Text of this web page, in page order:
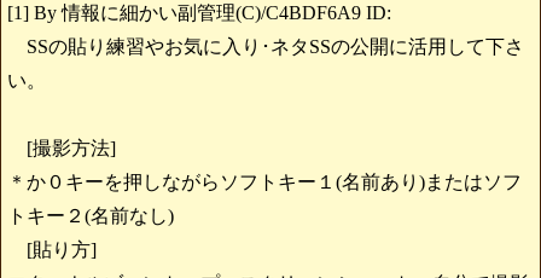
[1] By 情報に細かい副管理(C)/C4BDF6A9 ID:
SSの貼り練習やお気に入り･ネタSSの公開に活用して下さ
い。
[撮影方法]
＊か０キーを押しながらソフトキー１(名前あり)またはソフ
トキー２(名前なし)
[貼り方]